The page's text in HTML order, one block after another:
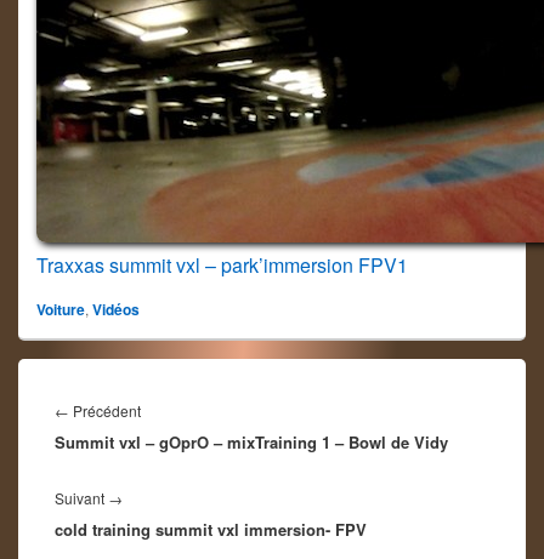
Traxxas summit vxl – park’immersion FPV1
Voiture, Vidéos
de
l’article
← PrécédentArticle
précédent :
Summit vxl – gOprO – mixTraining 1 – Bowl de Vidy
Suivant →
suivant :
cold training summit vxl immersion- FPV